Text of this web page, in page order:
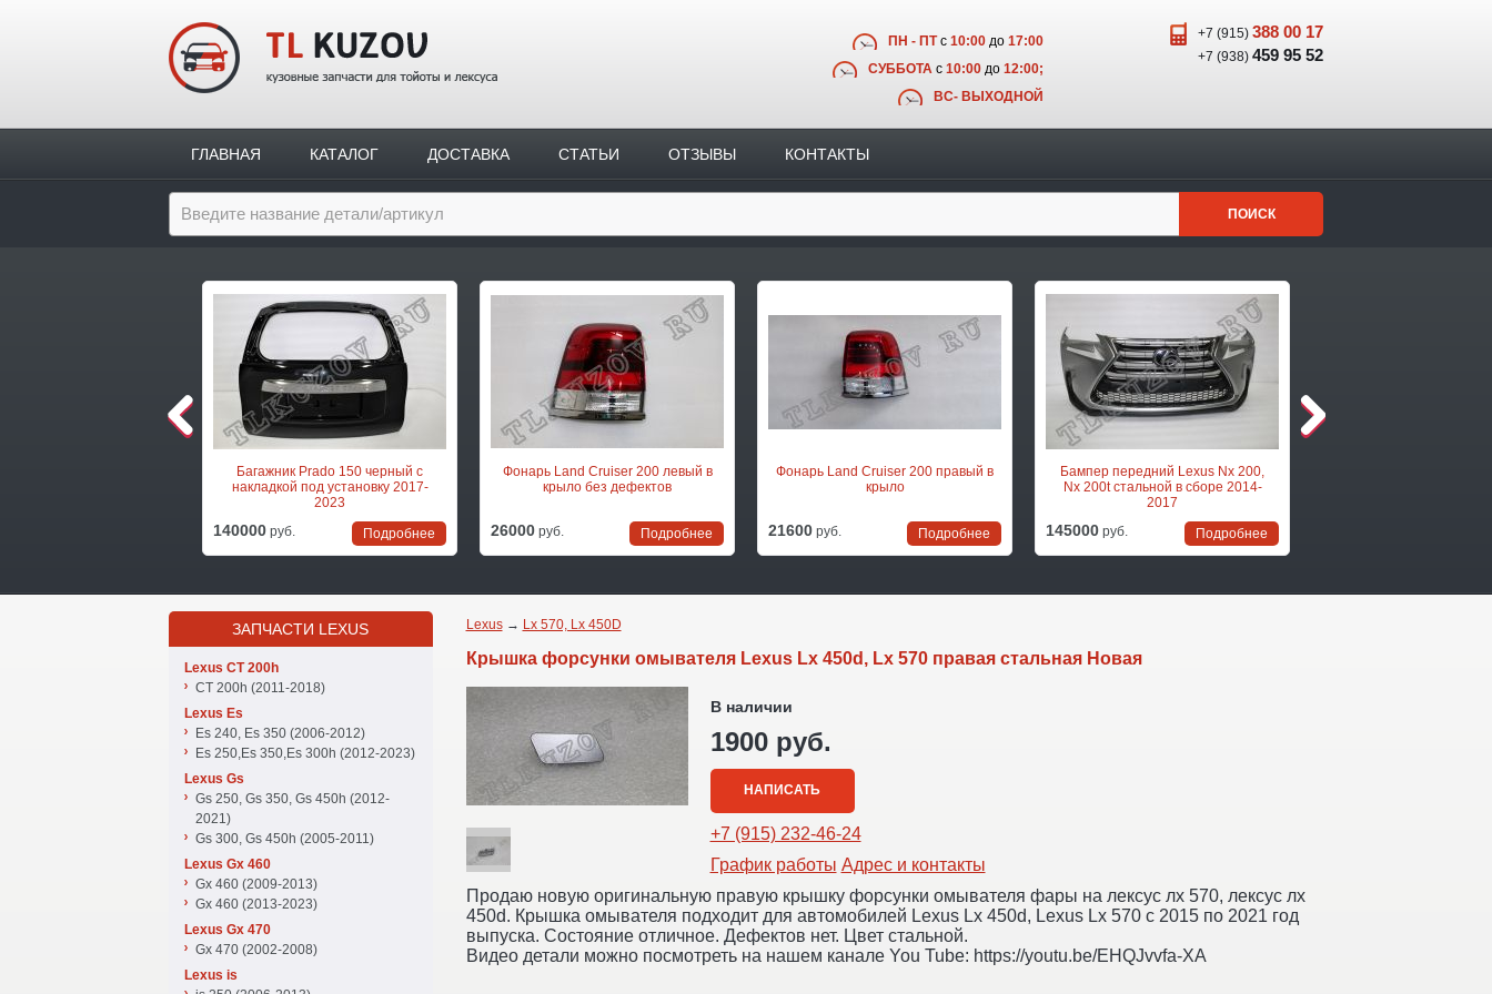
ПН - ПТс 10:00до 17:00
СУББОТАс 10:00до 12:00;
ВС- ВЫХОДНОЙ
+7 (915) 388 00 17
+7 (938) 459 95 52
ГЛАВНАЯ КАТАЛОГ ДОСТАВКА СТАТЬИ ОТЗЫВЫ КОНТАКТЫ
ПОИСК
Багажник Prado 150 черный с
накладкой под установку 2017-
2023
140000 руб. Подробнее
Фонарь Land Cruiser 200 левый в
крыло без дефектов
26000 руб. Подробнее
Фонарь Land Cruiser 200 правый в
крыло
21600 руб. Подробнее
Бампер передний Lexus Nx 200,
Nx 200t стальной в сборе 2014-
2017
145000 руб. Подробнее
Следующая позиция
Lexus→ Lx 570, Lx 450D
Крышка форсунки омывателя Lexus Lx 450d, Lx 570 правая стальная Новая
В наличии
1900 руб.
НАПИСАТЬ
+7 (915) 232-46-24
График работы Адрес и контакты
Продаю новую оригинальную правую крышку форсунки омывателя фары на лексус лх 570, лексус лх
450d. Крышка омывателя подходит для автомобилей Lexus Lx 450d, Lexus Lx 570 c 2015 по 2021 год
выпуска. Состояние отличное. Дефектов нет. Цвет стальной.
Видео детали можно посмотреть на нашем канале You Tube: https://youtu.be/EHQJvvfa-XA
ЗАПЧАСТИ LEXUS
Lexus CT 200h
CT 200h (2011-2018)
Lexus Es
Es 240, Es 350 (2006-2012)
Es 250,Es 350,Es 300h (2012-2023)
Lexus Gs
Gs 250, Gs 350, Gs 450h (2012-
2021)
Gs 300, Gs 450h (2005-2011)
Lexus Gx 460
Gx 460 (2009-2013)
Gx 460 (2013-2023)
Lexus Gx 470
Gx 470 (2002-2008)
Lexus is